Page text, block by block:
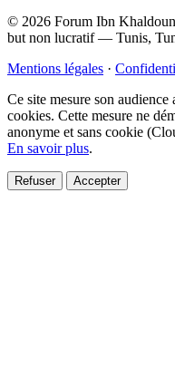
© 2026 Forum Ibn
but non lucratif — Tunis,
Mentions légales ·
Ce site mesure son audience
cookies. Cette mesure ne
anonyme et sans cookie
En savoir plus.
Refuser Accepter